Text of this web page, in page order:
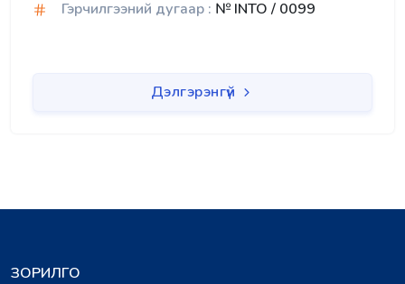
Гэрчилгээний дугаар : № INTO / 0099
Дэлгэрэнгүй
ЗОРИЛГО